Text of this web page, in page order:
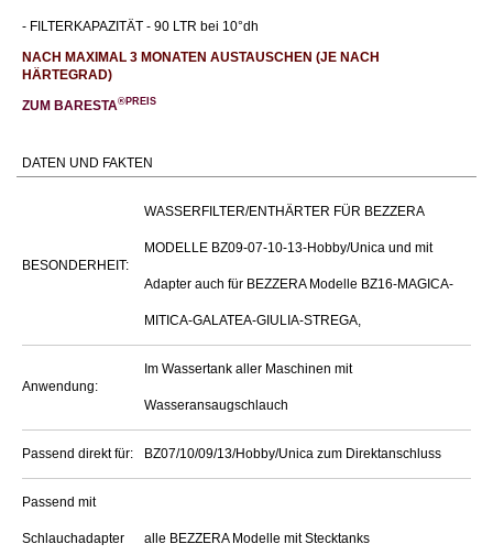
- FILTERKAPAZITÄT - 90 LTR bei 10°dh
NACH MAXIMAL 3 MONATEN AUSTAUSCHEN (JE NACH
HÄRTEGRAD)
ZUM BARESTA®PREIS
DATEN UND FAKTEN
BESONDERHEIT:
WASSERFILTER/ENTHÄRTER FÜR BEZZERA
MODELLE BZ09-07-10-13-Hobby/Unica und mit
Adapter auch für BEZZERA Modelle BZ16-MAGICA-
MITICA-GALATEA-GIULIA-STREGA,
Anwendung:
Im Wassertank aller Maschinen mit
Wasseransaugschlauch
Passend direkt für: BZ07/10/09/13/Hobby/Unica zum Direktanschluss
Passend mit
Schlauchadapter alle BEZZERA Modelle mit Stecktanks